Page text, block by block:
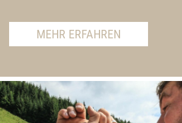
MEHR ERFAHREN